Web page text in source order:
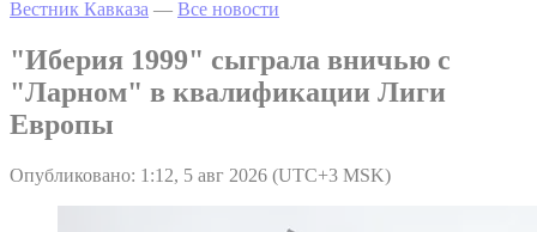
Вестник Кавказа — Все новости
"Иберия 1999" сыграла вничью с
"Ларном" в квалификации Лиги
Европы
Опубликовано: 1:12, 5 авг 2026 (UTC+3 MSK)